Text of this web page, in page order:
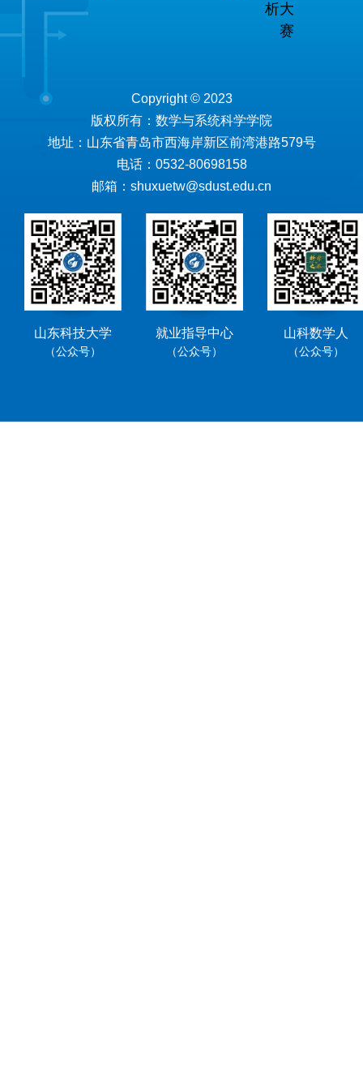
析大
赛
Copyright © 2023
版权所有：数学与系统科学学院
地址：山东省青岛市西海岸新区前湾港路579号
电话：0532-80698158
邮箱：shuxuetw@sdust.edu.cn
山东科技大学
（公众号）
就业指导中心
（公众号）
山科数学人
（公众号）